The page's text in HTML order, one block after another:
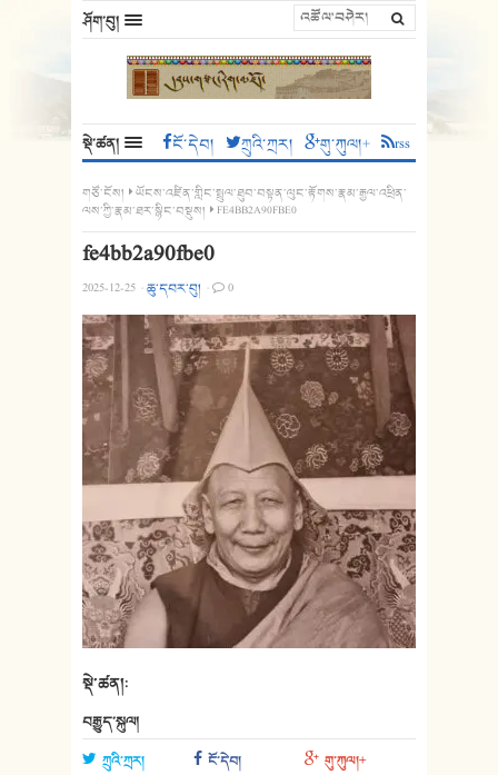
ཤོག་བུ།
སྡེ་ཚན། ངོ་དེབ། ཀྲུའི་ཀྲར། གུ་ཀུལ།+ rss
གཙོ་ངོས།
ཡོངས་འཛིན་གླིང་སྤྲུལ་ཐུབ་བསྟན་ལུང་རྟོགས་རྣམ་རྒྱལ་འཕྲིན་
ལས་ཀྱི་རྣམ་ཐར་སྙིང་བསྡུས།
FE4BB2A90FBE0
fe4bb2a90fbe0
2025-12-25 ·ཆུ་དབར་བུ། · 0
སྡེ་ཚན།:
བརྒྱུད་སྐུལ།
ཀྲུའི་ཀྲར། ངོ་དེབ།
གུ་ཀུལ།+